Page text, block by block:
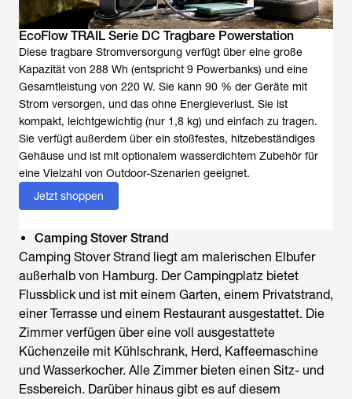
EcoFlow TRAIL Serie DC Tragbare Powerstation
Diese tragbare Stromversorgung verfügt über eine große
Kapazität von 288 Wh (entspricht 9 Powerbanks) und eine
Gesamtleistung von 220 W. Sie kann 90 % der Geräte mit
Strom versorgen, und das ohne Energieverlust. Sie ist
kompakt, leichtgewichtig (nur 1,8 kg) und einfach zu tragen.
Sie verfügt außerdem über ein stoßfestes, hitzebeständiges
Gehäuse und ist mit optionalem wasserdichtem Zubehör für
eine Vielzahl von Outdoor-Szenarien geeignet.
Jetzt shoppen
Camping Stover Strand
Camping Stover Strand liegt am malerischen Elbufer
außerhalb von Hamburg. Der Campingplatz bietet
Flussblick und ist mit einem Garten, einem Privatstrand,
einer Terrasse und einem Restaurant ausgestattet. Die
Zimmer verfügen über eine voll ausgestattete
Küchenzeile mit Kühlschrank, Herd, Kaffeemaschine
und Wasserkocher. Alle Zimmer bieten einen Sitz- und
Essbereich. Darüber hinaus gibt es auf diesem